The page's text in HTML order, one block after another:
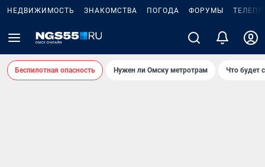
НЕДВИЖИМОСТЬ ЗНАКОМСТВА ПОГОДА ФОРУМЫ
Беспилотная опасность Нужен ли Омску метротрам Что будет